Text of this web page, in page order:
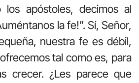
los apóstoles, decimos al
la fe!”. Sí, Señor,
nuestra fe es débil,
tal como es, para
crecer. ¿Les parece que